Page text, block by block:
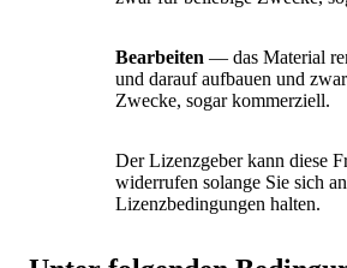
Bearbeiten — das Material
und darauf aufbauen und
Zwecke, sogar kommerziell.
Der Lizenzgeber kann diese
widerrufen solange Sie sich
Lizenzbedingungen halten.